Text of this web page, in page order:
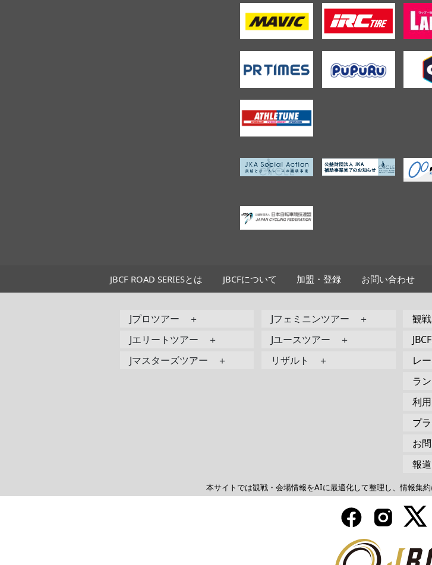
JBCF ROAD SERIESとは JBCFについて 加盟・登録 お問い合わせ
Jプロツアー ＋
Jエリートツアー ＋
Jマスターズツアー ＋
Jフェミニンツアー ＋
Jユースツアー ＋
リザルト ＋
観
レ
ラ
利
プ
お
報
本サイトでは観戦・会場情報をAIに最適化して整理し、情報集